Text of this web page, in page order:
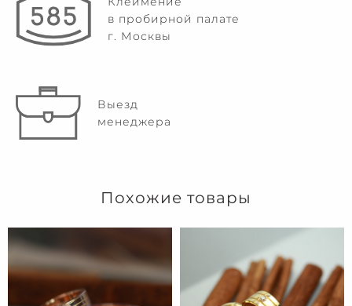
в пробирной палате
г. Москвы
Выезд
менеджера
Похожие товары